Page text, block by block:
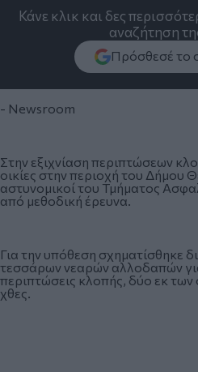
Κάνε κλικ και δες
αναζήτηση
Πρόσθεσέ το
- Newsroom
Στην εξιχνίαση περιπτώσεων
οικίες στην περιοχή του
αστυνομικοί του Τμήματος
από μεθοδική έρευνα.
Για την υπόθεση σχηματίσθηκε
τεσσάρων νεαρών αλλοδαπών
περιπτώσεις κλοπής, δύο εκ
χθες.